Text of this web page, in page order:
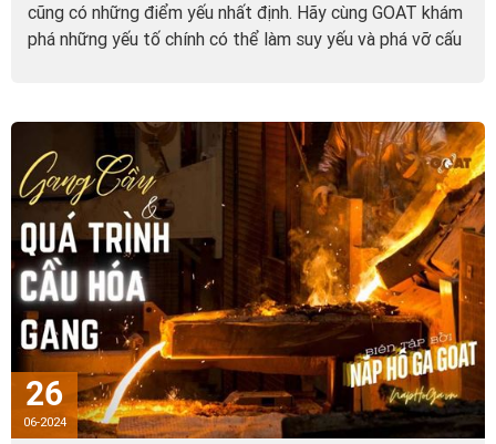
cũng có những điểm yếu nhất định. Hãy cùng GOAT khám
phá những yếu tố chính có thể làm suy yếu và phá vỡ cấu
26
06-2024